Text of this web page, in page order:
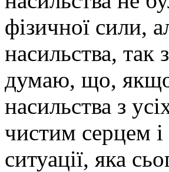
фізичної сили,
насильства, так
думаю, що, якщо
насильства з
чистим серцем
ситуації, яка